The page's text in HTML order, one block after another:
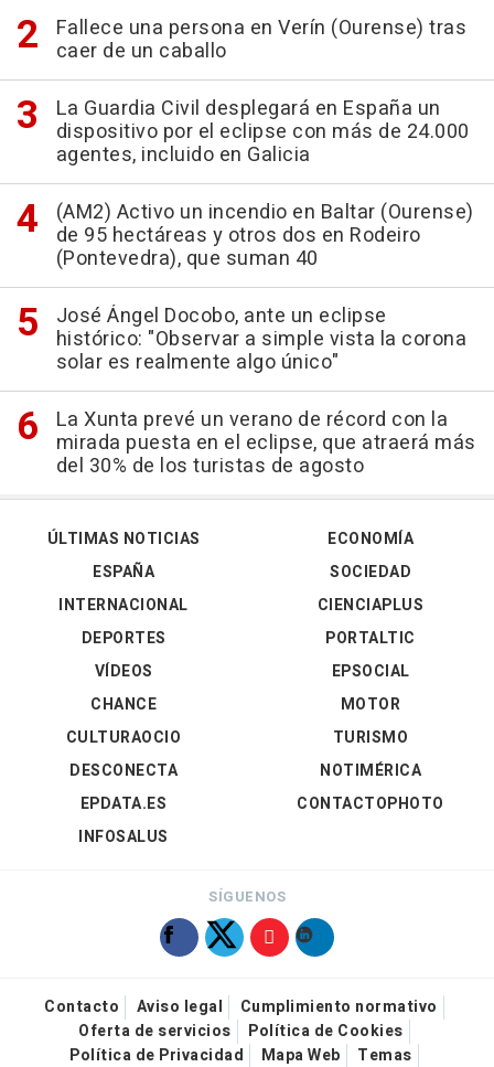
Fallece una persona en Verín (Ourense) tras
caer de un caballo
La Guardia Civil desplegará en España un
dispositivo por el eclipse con más de 24.000
agentes, incluido en Galicia
(AM2) Activo un incendio en Baltar (Ourense)
de 95 hectáreas y otros dos en Rodeiro
(Pontevedra), que suman 40
José Ángel Docobo, ante un eclipse
histórico: "Observar a simple vista la corona
solar es realmente algo único"
La Xunta prevé un verano de récord con la
mirada puesta en el eclipse, que atraerá más
del 30% de los turistas de agosto
ÚLTIMAS NOTICIAS
ESPAÑA
INTERNACIONAL
DEPORTES
VÍDEOS
ECONOMÍA
SOCIEDAD
CIENCIAPLUS
PORTALTIC
EPSOCIAL
CHANCE
CULTURAOCIO
DESCONECTA
EPDATA.ES
INFOSALUS
MOTOR
TURISMO
NOTIMÉRICA
CONTACTOPHOTO
SÍGUENOS
Contacto Aviso legal
Cumplimiento normativo
Oferta de servicios
Política de Cookies
Política de Privacidad
Mapa Web Temas